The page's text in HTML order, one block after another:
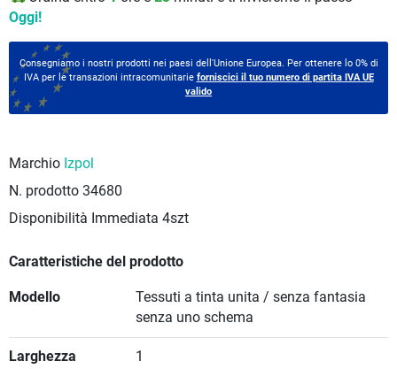
Oggi!
Consegniamo i nostri prodotti nei paesi dell'Unione Europea. Per ottenere lo 0% di
IVA per le transazioni intracomunitarie forniscici il tuo numero di partita IVA UE
valido
Marchio Izpol
N. prodotto 34680
Disponibilità Immediata 4szt
Caratteristiche del prodotto
Modello
Tessuti a tinta unita / senza fantasia
senza uno schema
Larghezza 1